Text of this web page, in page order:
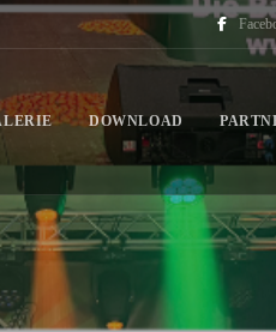
DOWNLOAD